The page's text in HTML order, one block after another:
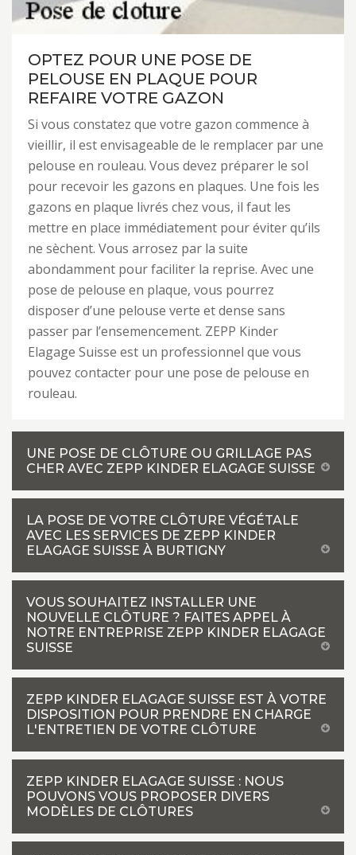
OPTEZ POUR UNE POSE DE
PELOUSE EN PLAQUE POUR
REFAIRE VOTRE GAZON
Si vous constatez que votre gazon commence à
vieillir, il est envisageable de le remplacer par une
pelouse en rouleau. Vous devez préparer le sol
pour recevoir les gazons en plaques. Une fois les
gazons en plaque livrés chez vous, il faut les
mettre en place immédiatement pour éviter qu’ils
ne sèchent. Vous arrosez par la suite
abondamment pour faciliter la reprise. Avec une
pose de pelouse en plaque, vous pourrez
disposer d’une pelouse verte et dense sans
passer par l’ensemencement. ZEPP Kinder
Elagage Suisse est un professionnel que vous
pouvez contacter pour une pose de pelouse en
rouleau.
UNE POSE DE CLÔTURE OU GRILLAGE PAS
CHER AVEC ZEPP KINDER ELAGAGE SUISSE
LA POSE DE VOTRE CLÔTURE VÉGÉTALE
AVEC LES SERVICES DE ZEPP KINDER
ELAGAGE SUISSE À BURTIGNY
VOUS SOUHAITEZ INSTALLER UNE
NOUVELLE CLÔTURE ? FAITES APPEL À
NOTRE ENTREPRISE ZEPP KINDER ELAGAGE
SUISSE
ZEPP KINDER ELAGAGE SUISSE EST À VOTRE
DISPOSITION POUR PRENDRE EN CHARGE
L'ENTRETIEN DE VOTRE CLÔTURE
ZEPP KINDER ELAGAGE SUISSE : NOUS
POUVONS VOUS PROPOSER DIVERS
MODÈLES DE CLÔTURES